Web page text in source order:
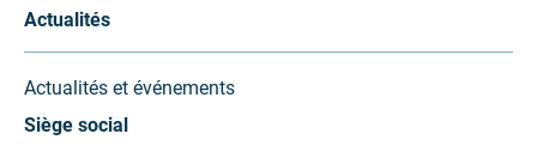
Actualités
Actualités et événements
Siège social